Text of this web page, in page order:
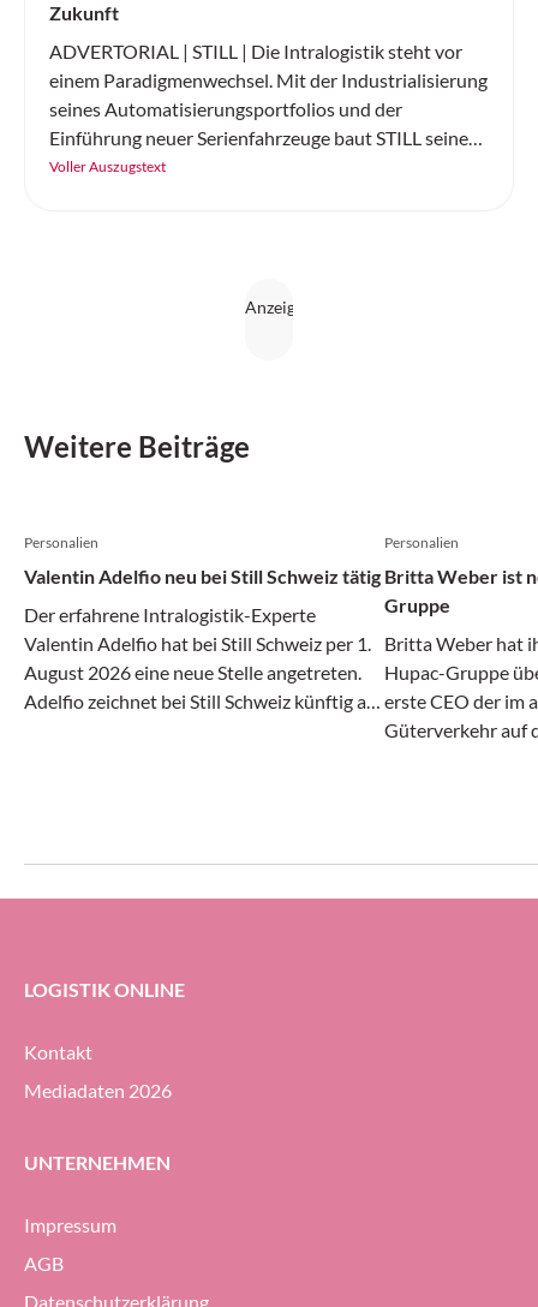
Zukunft
ADVERTORIAL | STILL | Die Intralogistik steht vor
einem Paradigmenwechsel. Mit der Industrialisierung
seines Automatisierungsportfolios und der
Einführung neuer Serienfahrzeuge baut STILL seine
Position als führender Komplettanbieter für
Voller Auszugstext
Weitere Beiträge
Personalien
Valentin Adelfio neu bei Still Schweiz tätig
Der erfahrene Intralogistik-Experte
Valentin Adelfio hat bei Still Schweiz per 1.
August 2026 eine neue Stelle angetreten.
Adelfio zeichnet bei Still Schweiz künftig als
Personalien
Britta Weber ist
Gruppe
Britta Weber hat
Hupac-Gruppe
erste CEO der im
Güterverkehr auf
LOGISTIK ONLINE
Kontakt
Mediadaten 2026
UNTERNEHMEN
Impressum
AGB
Datenschutzerklärung